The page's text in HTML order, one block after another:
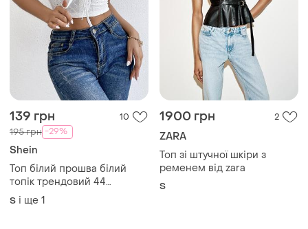
139 грн 10
-29%
Топ білий прошва білий
топік трендовий 44
розпродаж
S і ще 1
1900 грн
Топ зі штучної шкіри з
ременем від zara
S